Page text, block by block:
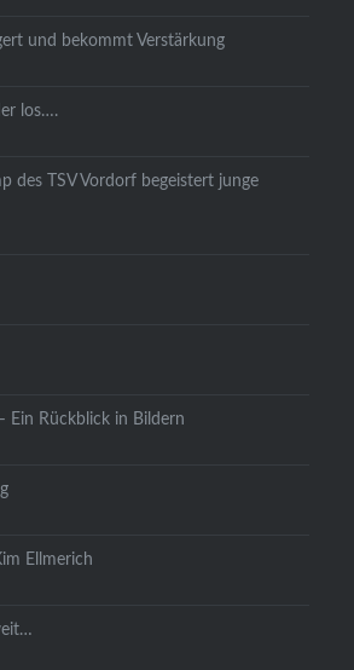
und bekommt Verstärkung
los….
des TSV Vordorf begeistert junge
Ein Rückblick in Bildern
Ellmerich